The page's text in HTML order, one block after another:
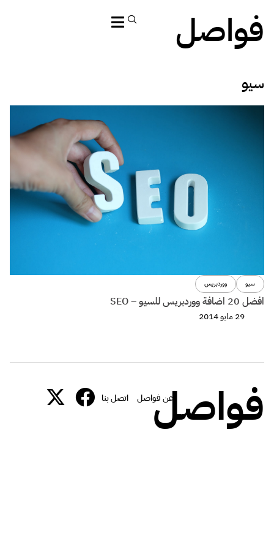
فواصل
سيو
سيو ووردبريس
افضل 20 اضافة ووردبريس للسيو – SEO
29 مايو 2014
فواصل
عن فواصل اتصل بنا